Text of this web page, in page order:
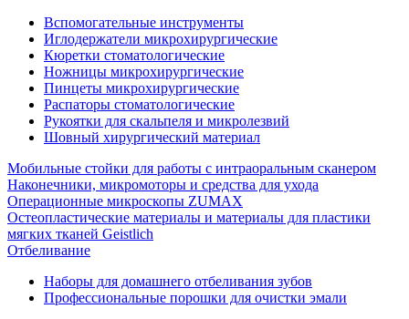
Вспомогательные инструменты
Иглодержатели микрохирургические
Кюретки стоматологические
Ножницы микрохирургические
Пинцеты микрохирургические
Распаторы стоматологические
Рукоятки для скальпеля и микролезвий
Шовный хирургический материал
Мобильные стойки для работы с интраоральным сканером
Наконечники, микромоторы и средства для ухода
Операционные микроскопы ZUMAX
Остеопластические материалы и материалы для пластики
мягких тканей Geistlich
Отбеливание
Наборы для домашнего отбеливания зубов
Профессиональные порошки для очистки эмали